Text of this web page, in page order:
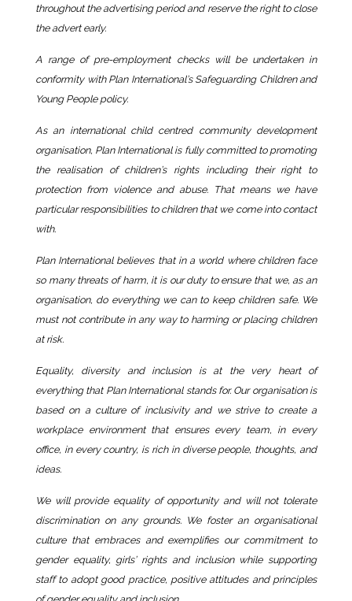
throughout the advertising period and reserve the right to close
the advert early.
A range of pre-employment checks will be undertaken in
conformity with Plan International’s Safeguarding Children and
Young People policy.
As an international child centred community development
organisation, Plan International is fully committed to promoting
the realisation of children’s rights including their right to
protection from violence and abuse. That means we have
particular responsibilities to children that we come into contact
with.
Plan International believes that in a world where children face
so many threats of harm, it is our duty to ensure that we, as an
organisation, do everything we can to keep children safe. We
must not contribute in any way to harming or placing children
at risk.
Equality, diversity and inclusion is at the very heart of
everything that Plan International stands for. Our organisation is
based on a culture of inclusivity and we strive to create a
workplace environment that ensures every team, in every
office, in every country, is rich in diverse people, thoughts, and
ideas.
We will provide equality of opportunity and will not tolerate
discrimination on any grounds. We foster an organisational
culture that embraces and exemplifies our commitment to
gender equality, girls’ rights and inclusion while supporting
staff to adopt good practice, positive attitudes and principles
of gender equality and inclusion.